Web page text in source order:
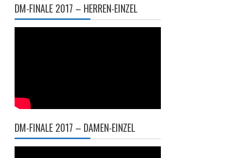
DM-FINALE 2017 – HERREN-EINZEL
DM-FINALE 2017 – DAMEN-EINZEL